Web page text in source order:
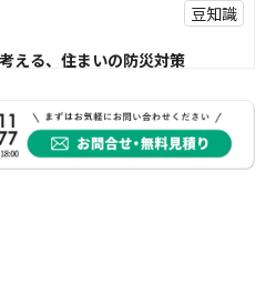
豆知識
える、住まいの防災対策
に、心よりお見舞い申し上げま
震 …
社長コラム